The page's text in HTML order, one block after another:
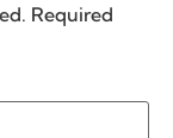
Required